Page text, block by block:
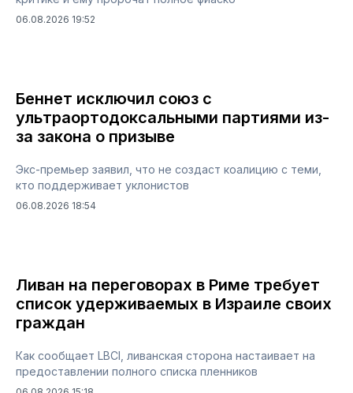
06.08.2026 19:52
Беннет исключил союз с
ультраортодоксальными партиями из-
за закона о призыве
Экс-премьер заявил, что не создаст коалицию с теми,
кто поддерживает уклонистов
06.08.2026 18:54
Ливан на переговорах в Риме требует
список удерживаемых в Израиле своих
граждан
Как сообщает LBCI, ливанская сторона настаивает на
предоставлении полного списка пленников